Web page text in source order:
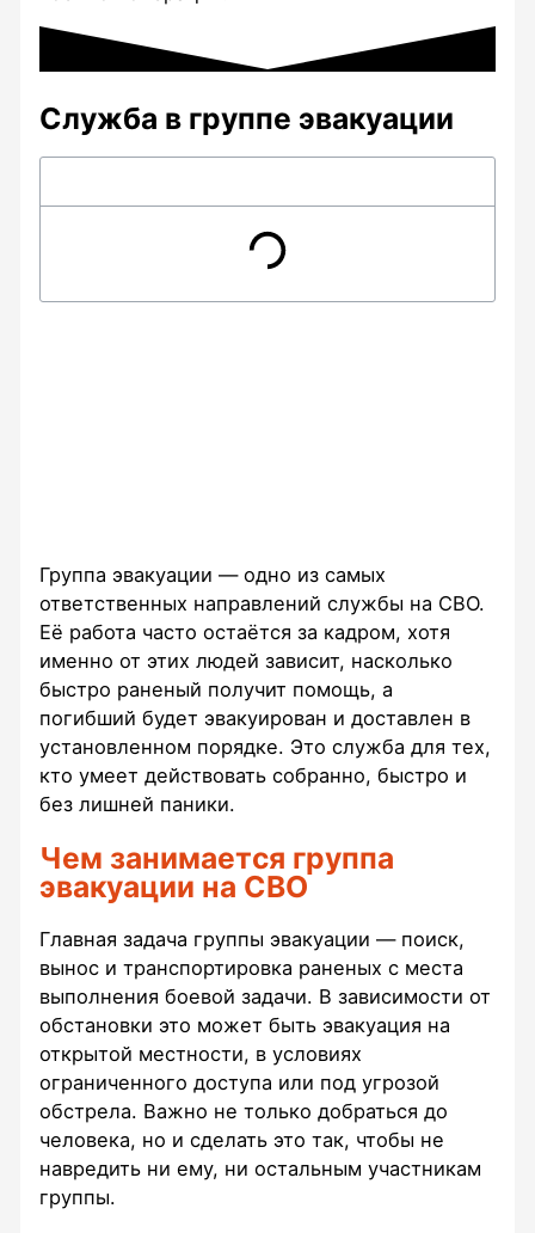
Служба в группе эвакуации
Группа эвакуации — одно из самых
ответственных направлений службы на СВО.
Её работа часто остаётся за кадром, хотя
именно от этих людей зависит, насколько
быстро раненый получит помощь, а
погибший будет эвакуирован и доставлен в
установленном порядке. Это служба для тех,
кто умеет действовать собранно, быстро и
без лишней паники.
Чем занимается группа
эвакуации на СВО
Главная задача группы эвакуации — поиск,
вынос и транспортировка раненых с места
выполнения боевой задачи. В зависимости от
обстановки это может быть эвакуация на
открытой местности, в условиях
ограниченного доступа или под угрозой
обстрела. Важно не только добраться до
человека, но и сделать это так, чтобы не
навредить ни ему, ни остальным участникам
группы.